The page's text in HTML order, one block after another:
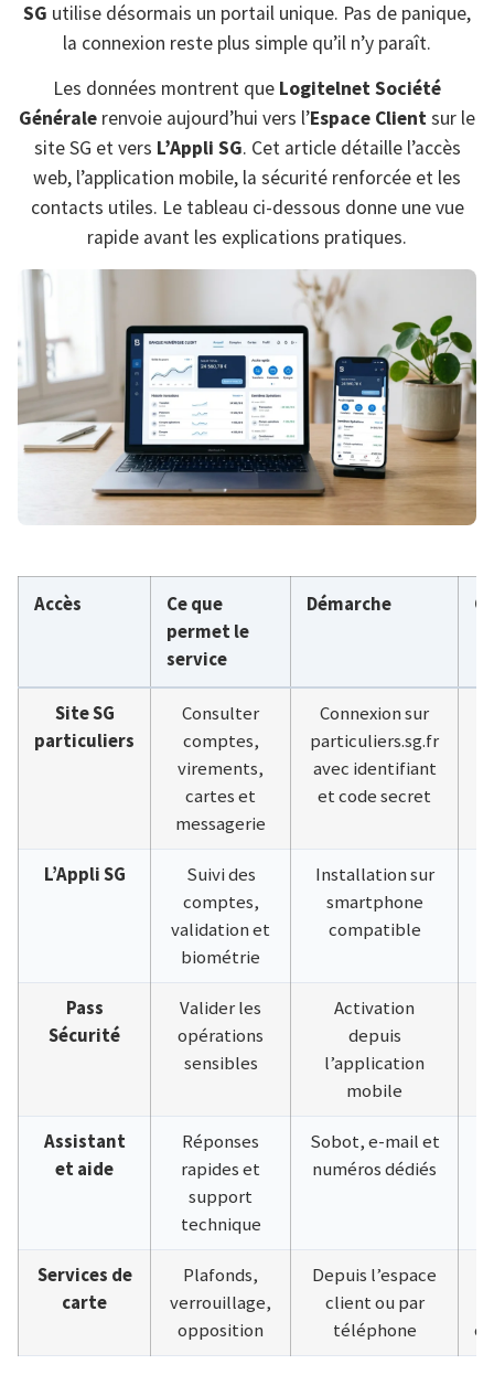
SG utilise désormais un portail unique. Pas de panique,
la connexion reste plus simple qu’il n’y paraît.
Les données montrent que Logitelnet Société
Générale renvoie aujourd’hui vers l’Espace Clientsur le
site SG et vers L’Appli SG. Cet article détaille l’accès
web, l’application mobile, la sécurité renforcée et les
contacts utiles. Le tableau ci-dessous donne une vue
rapide avant les explications pratiques.
Accès
Ce que
permet le
service
Démarche
Site SG
particuliers
Consulter
comptes,
virements,
cartes et
messagerie
Connexion sur
particuliers.sg.fr
avec identifiant
et code secret
L’Appli SG
Suivi des
comptes,
validation et
biométrie
Installation sur
smartphone
compatible
Pass
Sécurité
Valider les
opérations
sensibles
Activation
depuis
l’application
mobile
Assistant
et aide
Réponses
rapides et
support
technique
Sobot, e-mail et
numéros dédiés
Services de
carte
Plafonds,
verrouillage,
opposition
Depuis l’espace
client ou par
téléphone